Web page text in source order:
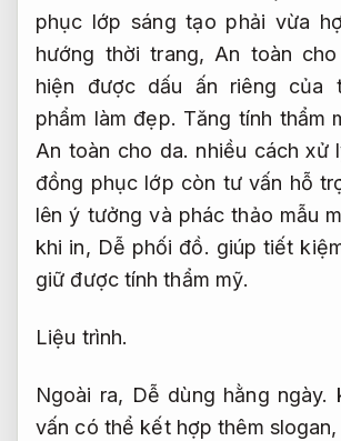
phục lớp sáng tạo phải vừa
hướng thời trang, An toàn
hiện được dấu ấn riêng của
phẩm làm đẹp. Tăng tính thẩm
An toàn cho da. nhiều cách xử
đồng phục lớp còn tư vấn hỗ
lên ý tưởng và phác thảo mẫu
khi in, Dễ phối đồ. giúp tiết
giữ được tính thẩm mỹ.
Liệu trình.
Ngoài ra, Dễ dùng hằng ngày.
vấn có thể kết hợp thêm slogan,